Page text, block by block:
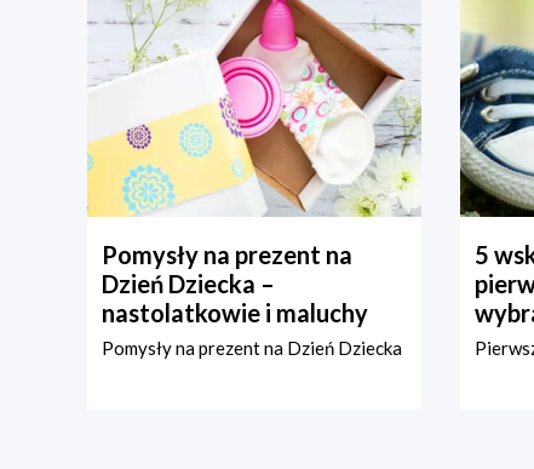
Pomysły na prezent na
Dzień Dziecka –
nastolatkowie i maluchy
Pomysły na prezent na Dzień Dziecka
5